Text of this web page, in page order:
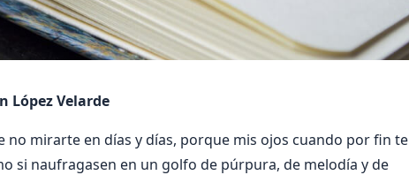
López Velarde
no mirarte en días y días, porque mis ojos cuando por fin te
si naufragasen en un golfo de púrpura, de melodía y de